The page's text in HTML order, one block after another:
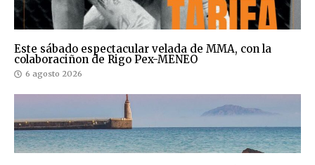
Este sábado espectacular velada de MMA, con la
colaboraciñon de Rigo Pex-MENEO
6 agosto 2026